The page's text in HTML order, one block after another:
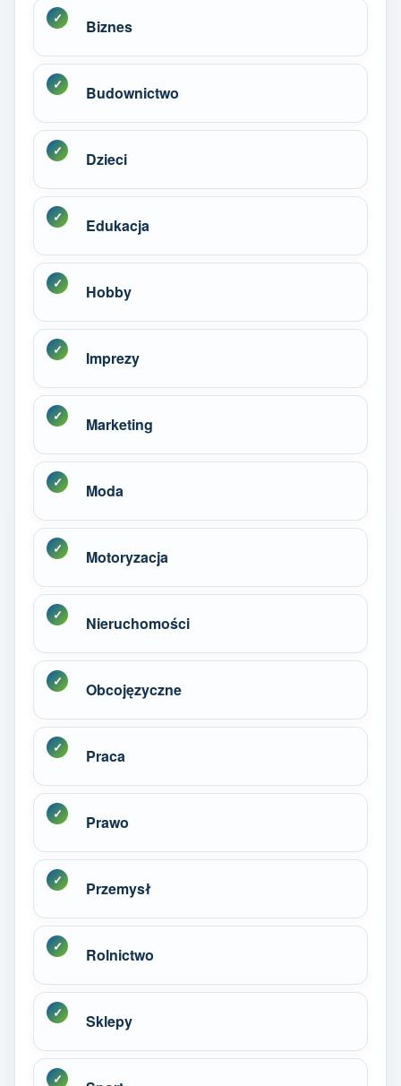
Biznes
Budownictwo
Dzieci
Edukacja
Hobby
Imprezy
Marketing
Moda
Motoryzacja
Nieruchomości
Obcojęzyczne
Praca
Prawo
Przemysł
Rolnictwo
Sklepy